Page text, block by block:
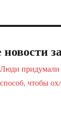
Люди придумали
способ, чтобы